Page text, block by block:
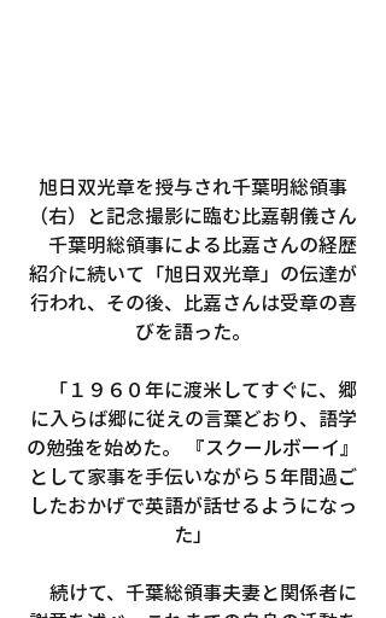
旭日双光章を授与され千葉明総領事
（右）と記念撮影に臨む比嘉朝儀さん
千葉明総領事による比嘉さんの経歴
紹介に続いて「旭日双光章」の伝達が
行われ、その後、比嘉さんは受章の喜
びを語った。
「１９６０年に渡米してすぐに、郷
に入らば郷に従えの言葉どおり、語学
の勉強を始めた。 『スクールボーイ』
として家事を手伝いながら５年間過ご
したおかげで英語が話せるようになっ
た」
続けて、千葉総領事夫妻と関係者に